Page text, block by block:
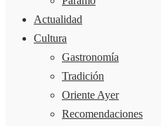
Actualidad
Cultura
Gastronomía
Tradición
Oriente Ayer
Recomendaciones